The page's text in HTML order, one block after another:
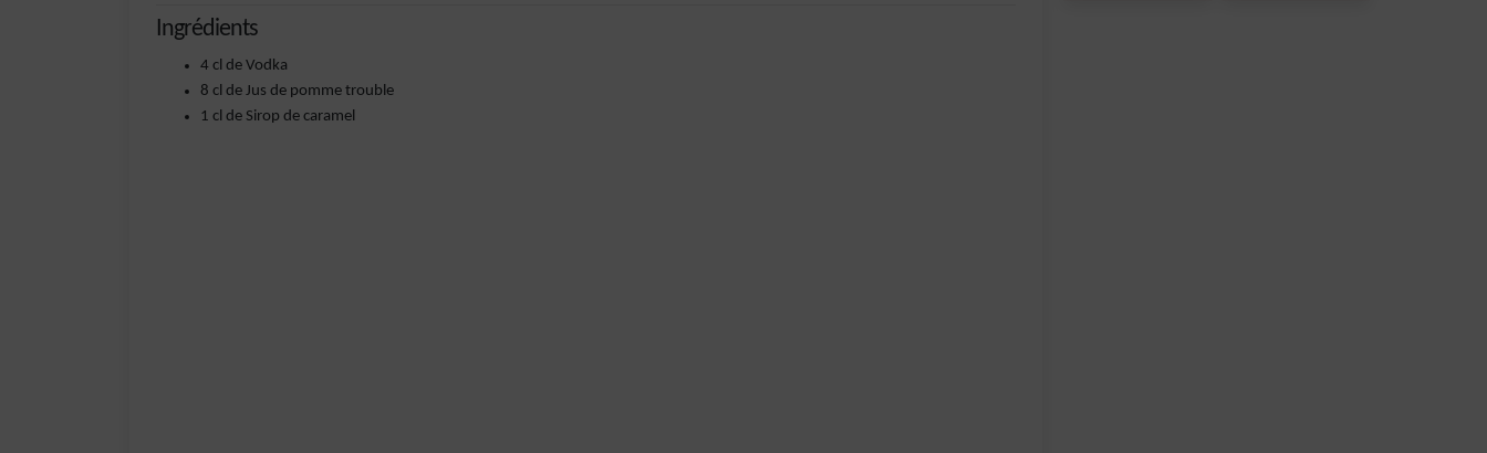
Ingrédients
4 cl de Vodka
8 cl de Jus de pomme trouble
1 cl de Sirop de caramel